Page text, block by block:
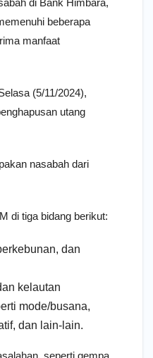
beberapa
manfaat
(5/11/2024),
utang
nasabah dari
di tiga bidang berikut:
dan
kelautan
mode/busana,
dan lain-lain.
seperti gempa